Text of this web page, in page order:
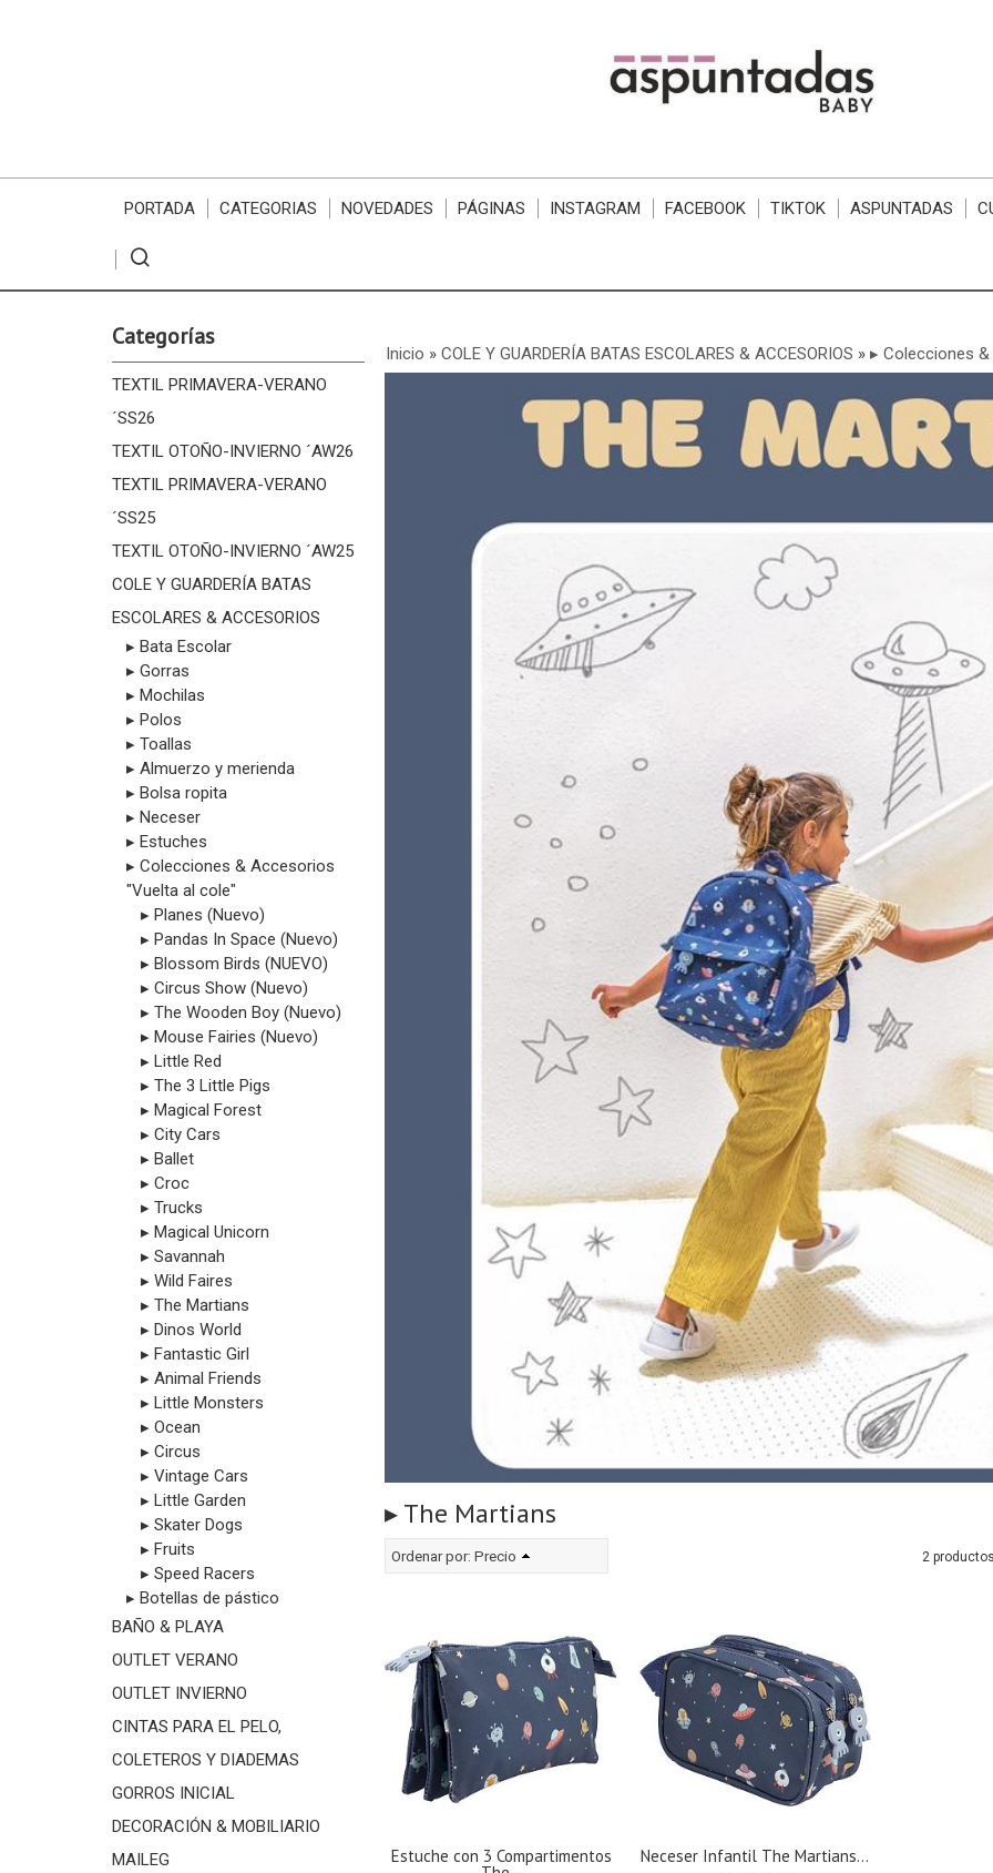
PORTADA CATEGORIAS NOVEDADES PÁGINAS INSTAGRAM FACEBOOK TIKTOK ASPUNTADAS
Categorías
TEXTIL PRIMAVERA-VERANO
´SS26
TEXTIL OTOÑO-INVIERNO ´AW26
TEXTIL PRIMAVERA-VERANO
´SS25
TEXTIL OTOÑO-INVIERNO ´AW25
COLE Y GUARDERÍA BATAS
ESCOLARES & ACCESORIOS
▸ Bata Escolar
▸ Gorras
▸ Mochilas
▸ Polos
▸ Toallas
▸ Almuerzo y merienda
▸ Bolsa ropita
▸ Neceser
▸ Estuches
▸ Colecciones & Accesorios
"Vuelta al cole"
▸ Planes (Nuevo)
▸ Pandas In Space (Nuevo)
▸ Blossom Birds (NUEVO)
▸ Circus Show (Nuevo)
▸ The Wooden Boy (Nuevo)
▸ Mouse Fairies (Nuevo)
▸ Little Red
▸ The 3 Little Pigs
▸ Magical Forest
▸ City Cars
▸ Ballet
▸ Croc
▸ Trucks
▸ Magical Unicorn
▸ Savannah
▸ Wild Faires
▸ The Martians
▸ Dinos World
▸ Fantastic Girl
▸ Animal Friends
▸ Little Monsters
▸ Ocean
▸ Circus
▸ Vintage Cars
▸ Little Garden
▸ Skater Dogs
▸ Fruits
▸ Speed Racers
▸ Botellas de pástico
BAÑO & PLAYA
OUTLET VERANO
OUTLET INVIERNO
CINTAS PARA EL PELO,
COLETEROS Y DIADEMAS
GORROS INICIAL
DECORACIÓN & MOBILIARIO
MAILEG
Inicio » COLE Y GUARDERÍA BATAS ESCOLARES & ACCESORIOS » ▸ Colecciones
▸ The Martians
Ordenar por: Precio 2
Estuche con 3 Compartimentos Neceser Infantil The Martians...